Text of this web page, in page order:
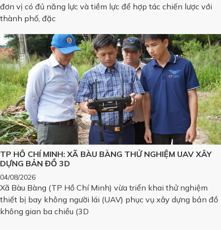
đơn vị có đủ năng lực và tiềm lực để hợp tác chiến lược với
thành phố, đặc
TP HỒ CHÍ MINH: XÃ BÀU BÀNG THỬ NGHIỆM UAV XÂY
DỰNG BẢN ĐỒ 3D
04/08/2026
Xã Bàu Bàng (TP Hồ Chí Minh) vừa triển khai thử nghiệm
thiết bị bay không người lái (UAV) phục vụ xây dựng bản đồ
không gian ba chiều (3D